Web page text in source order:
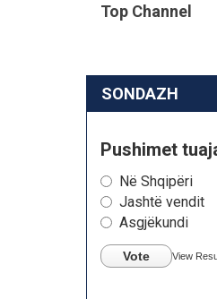
Top Channel
SONDAZH
Pushimet
Në Shqipëri
Jashtë vendit
Asgjëkundi
Vote View